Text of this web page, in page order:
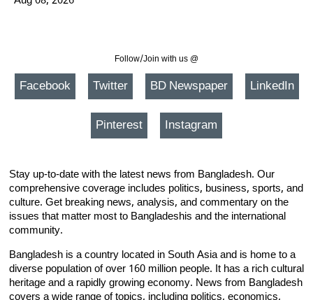
Follow/Join with us @
Facebook Twitter BD Newspaper LinkedIn
Pinterest Instagram
Stay up-to-date with the latest news from Bangladesh. Our
comprehensive coverage includes politics, business, sports, and
culture. Get breaking news, analysis, and commentary on the
issues that matter most to Bangladeshis and the international
community.
Bangladesh is a country located in South Asia and is home to a
diverse population of over 160 million people. It has a rich cultural
heritage and a rapidly growing economy. News from Bangladesh